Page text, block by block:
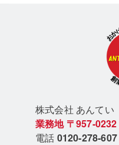
株式会社 あんてい
業務地 〒957-0232
電話 0120-278-607